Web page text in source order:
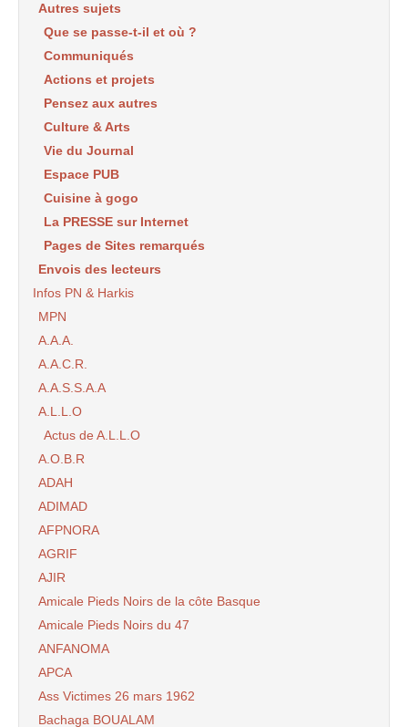
Autres sujets
Que se passe-t-il et où ?
Communiqués
Actions et projets
Pensez aux autres
Culture & Arts
Vie du Journal
Espace PUB
Cuisine à gogo
La PRESSE sur Internet
Pages de Sites remarqués
Envois des lecteurs
Infos PN & Harkis
MPN
A.A.A.
A.A.C.R.
A.A.S.S.A.A
A.L.L.O
Actus de A.L.L.O
A.O.B.R
ADAH
ADIMAD
AFPNORA
AGRIF
AJIR
Amicale Pieds Noirs de la côte Basque
Amicale Pieds Noirs du 47
ANFANOMA
APCA
Ass Victimes 26 mars 1962
Bachaga BOUALAM